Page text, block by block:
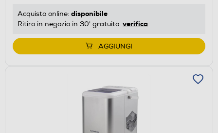
Acquisto online: disponibile
Ritiro in negozio in 30' gratuito: verifica
AGGIUNGI